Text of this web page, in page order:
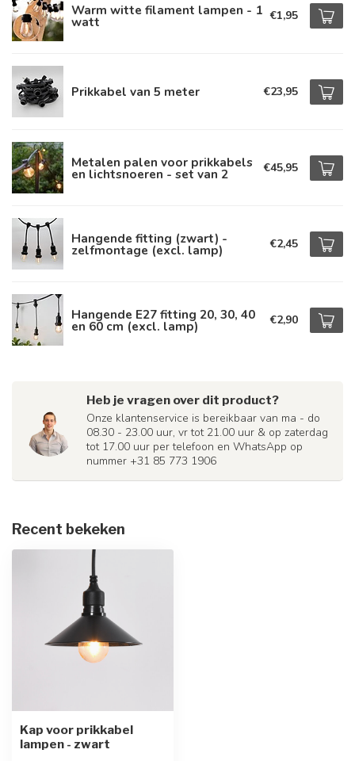
Warm witte filament lampen - 1
watt €1,95
Prikkabel van 5 meter €23,95
Metalen palen voor prikkabels
en lichtsnoeren - set van 2 €45,95
Hangende fitting (zwart) -
zelfmontage (excl. lamp) €2,45
Hangende E27 fitting 20, 30, 40
en 60 cm (excl. lamp) €2,90
Heb je vragen over dit product?
Onze klantenservice is bereikbaar van ma - do
08.30 - 23.00 uur, vr tot 21.00 uur & op zaterdag
tot 17.00 uur per telefoon en WhatsApp op
nummer +31 85 773 1906
Recent bekeken
Kap voor prikkabel
lampen - zwart